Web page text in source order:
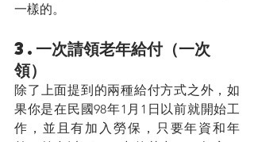
一樣的。
3.一次請領老年給付（一次
領）
除了上面提到的兩種給付方式之外，如
果你是在民國98年1月1日以前就開始工
作，並且有加入勞保，只要年資和年